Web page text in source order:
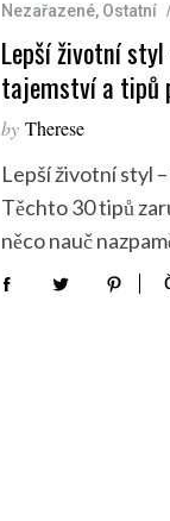
Nezařazené, Ostatní
Lepší životní
tajemství a tipů
by Therese
Lepší životní styl –
Těchto 30 tipů
něco nauč